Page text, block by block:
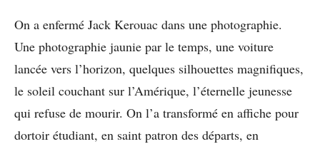
On a enfermé Jack Kerouac dans une photographie.
Une photographie jaunie par le temps, une voiture
lancée vers l’horizon, quelques silhouettes magnifiques,
le soleil couchant sur l’Amérique, l’éternelle jeunesse
qui refuse de mourir. On l’a transformé en affiche pour
dortoir étudiant, en saint patron des départs, en